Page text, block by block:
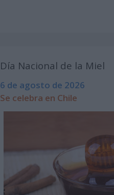
Día Nacional de la Miel
6 de agosto de 2026
Se celebra en Chile